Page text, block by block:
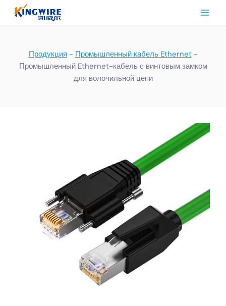
Перейти
Продукция - Промышленный кабель Ethernet-
Промышленный Ethernet-кабель с винтовым замком
для волочильной цепи